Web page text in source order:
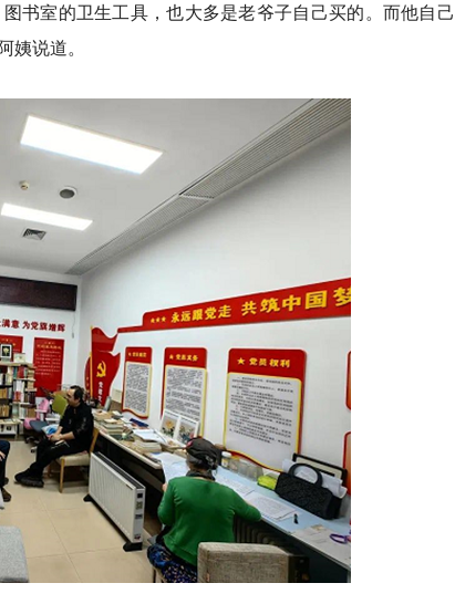
书室的卫生工具，也大多是老爷子自己买的。而他自
说道。